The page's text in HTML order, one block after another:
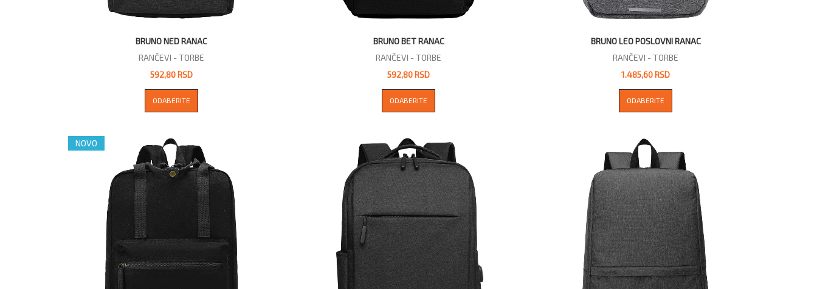
BRUNO NED RANAC
RANČEVI - TORBE
592,80 RSD
ODABERITE
BRUNO BET RANAC
RANČEVI - TORBE
592,80 RSD
ODABERITE
BRUNO LEO POSLOVNI RANAC
RANČEVI - TORBE
1.485,60 RSD
ODABERITE
NOVO